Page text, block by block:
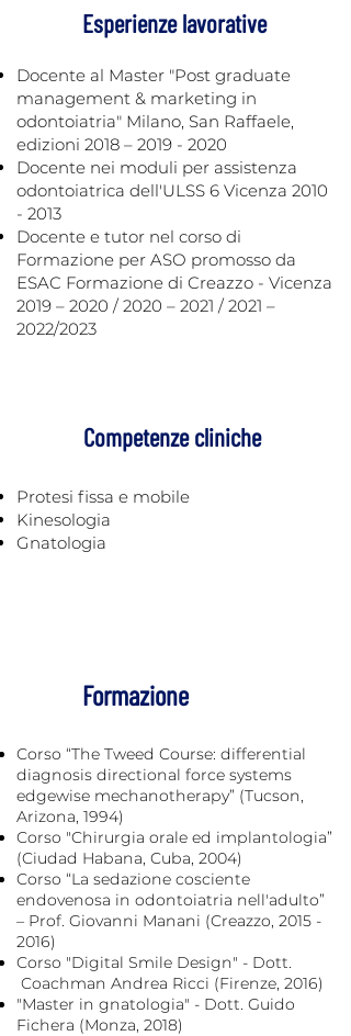
Esperienze lavorative
Docente al Master "Post graduate
management & marketing in
odontoiatria" Milano, San Raffaele,
edizioni 2018 – 2019 - 2020
Docente nei moduli per assistenza
odontoiatrica dell'ULSS 6 Vicenza 2010
- 2013
Docente e tutor nel corso di
Formazione per ASO promosso da
ESAC Formazione di Creazzo - Vicenza
2019 – 2020 / 2020 – 2021 / 2021 –
2022/2023
Competenze cliniche
Protesi fissa e mobile
Kinesologia
Gnatologia
Formazione
Corso “The Tweed Course: differential
diagnosis directional force systems
edgewise mechanotherapy” (Tucson,
Arizona, 1994)
Corso "Chirurgia orale ed implantologia”
(Ciudad Habana, Cuba, 2004)
Corso “La sedazione cosciente
endovenosa in odontoiatria nell'adulto”
– Prof. Giovanni Manani (Creazzo, 2015 -
2016)
Corso "Digital Smile Design" - Dott.
Coachman Andrea Ricci (Firenze, 2016)
"Master in gnatologia" - Dott. Guido
Fichera (Monza, 2018)